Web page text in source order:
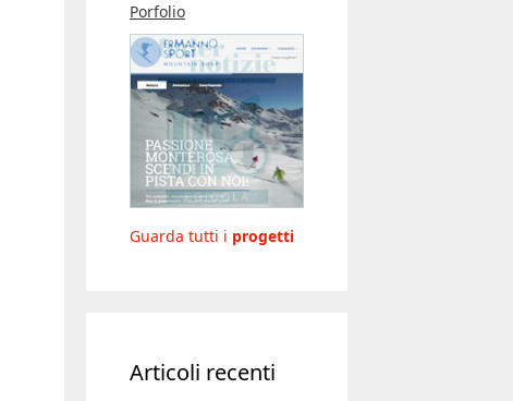
Porfolio
Guarda tutti i progetti
Articoli recenti